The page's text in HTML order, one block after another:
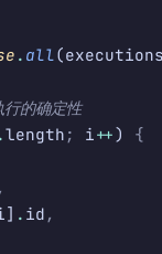
. all
的确定性
.length ; i++) {
,
. id ,